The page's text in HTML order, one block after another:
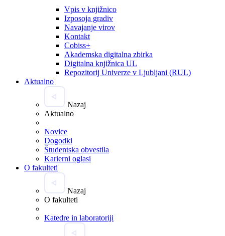
Vpis v knjižnico
Izposoja gradiv
Navajanje virov
Kontakt
Cobiss+
Akademska digitalna zbirka
Digitalna knjižnica UL
Repozitorij Univerze v Ljubljani (RUL)
Aktualno
Nazaj
Aktualno
Novice
Dogodki
Študentska obvestila
Karierni oglasi
O fakulteti
Nazaj
O fakulteti
Katedre in laboratoriji